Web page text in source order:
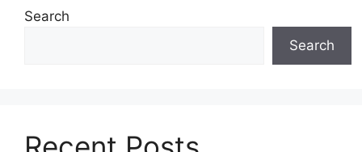
Search
Search